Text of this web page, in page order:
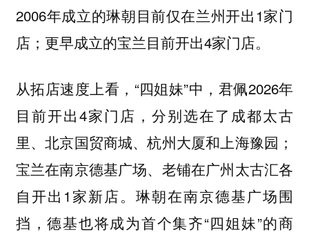
2006年成立的琳朝目前仅在兰州开出1家门
店；更早成立的宝兰目前开出4家门店。
从拓店速度上看，“四姐妹”中，君佩2026年
目前开出4家门店，分别选在了成都太古
里、北京国贸商城、杭州大厦和上海豫园；
宝兰在南京德基广场、老铺在广州太古汇各
自开出1家新店。琳朝在南京德基广场围
挡，德基也将成为首个集齐“四姐妹”的商